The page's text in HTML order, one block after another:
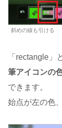
斜めの線も引ける
「rectangle」
筆アイコンの
できます。
始点が左の色